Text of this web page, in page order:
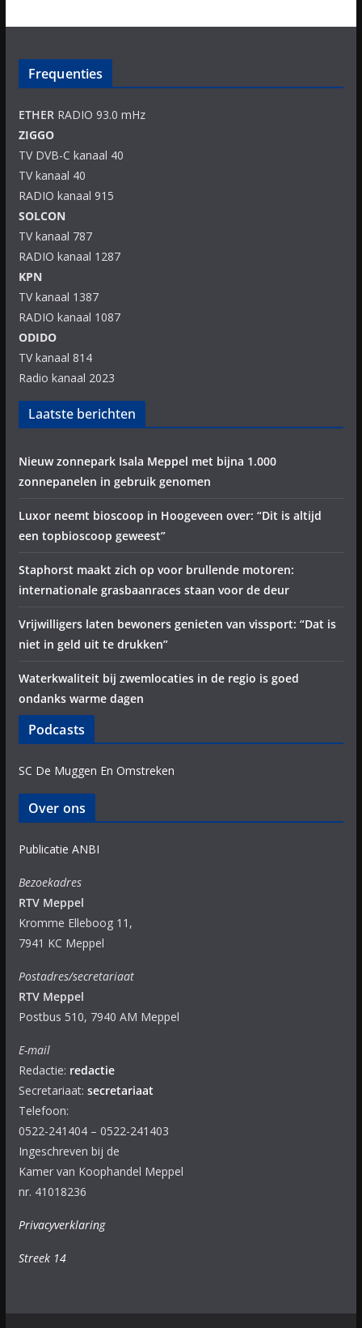
Frequenties
ETHERRADIO 93.0 mHz
ZIGGO
TV DVB-C kanaal 40
TV kanaal 40
RADIO kanaal 915
SOLCON
TV kanaal 787
RADIO kanaal 1287
KPN
TV kanaal 1387
RADIO kanaal 1087
ODIDO
TV kanaal 814
Radio kanaal 2023
Laatste berichten
Nieuw zonnepark Isala Meppel met bijna 1.000
zonnepanelen in gebruik genomen
Luxor neemt bioscoop in Hoogeveen over: “Dit is altijd
een topbioscoop geweest”
Staphorst maakt zich op voor brullende motoren:
internationale grasbaanraces staan voor de deur
Vrijwilligers laten bewoners genieten van vissport: “Dat is
niet in geld uit te drukken”
Waterkwaliteit bij zwemlocaties in de regio is goed
ondanks warme dagen
Podcasts
SC De Muggen En Omstreken
Over ons
Publicatie ANBI
Bezoekadres
RTV Meppel
Kromme Elleboog 11,
7941 KC Meppel
Postadres/secretariaat
RTV Meppel
Postbus 510, 7940 AM Meppel
E-mail
Redactie: redactie
Secretariaat: secretariaat
Telefoon:
0522-241404 – 0522-241403
Ingeschreven bij de
Kamer van Koophandel Meppel
nr. 41018236
Privacyverklaring
Streek 14